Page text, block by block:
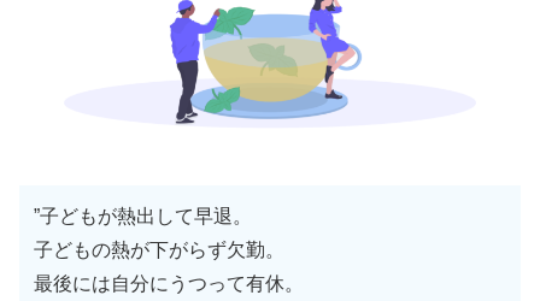
”子どもが熱出して早退。
子どもの熱が下がらず欠勤。
最後には自分にうつって有休。